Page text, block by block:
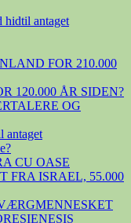
hidtil antaget
FOR 210.000
120.000 ÅR SIDEN?
OG
antaget
CU OASE
FRA ISRAEL, 55.000